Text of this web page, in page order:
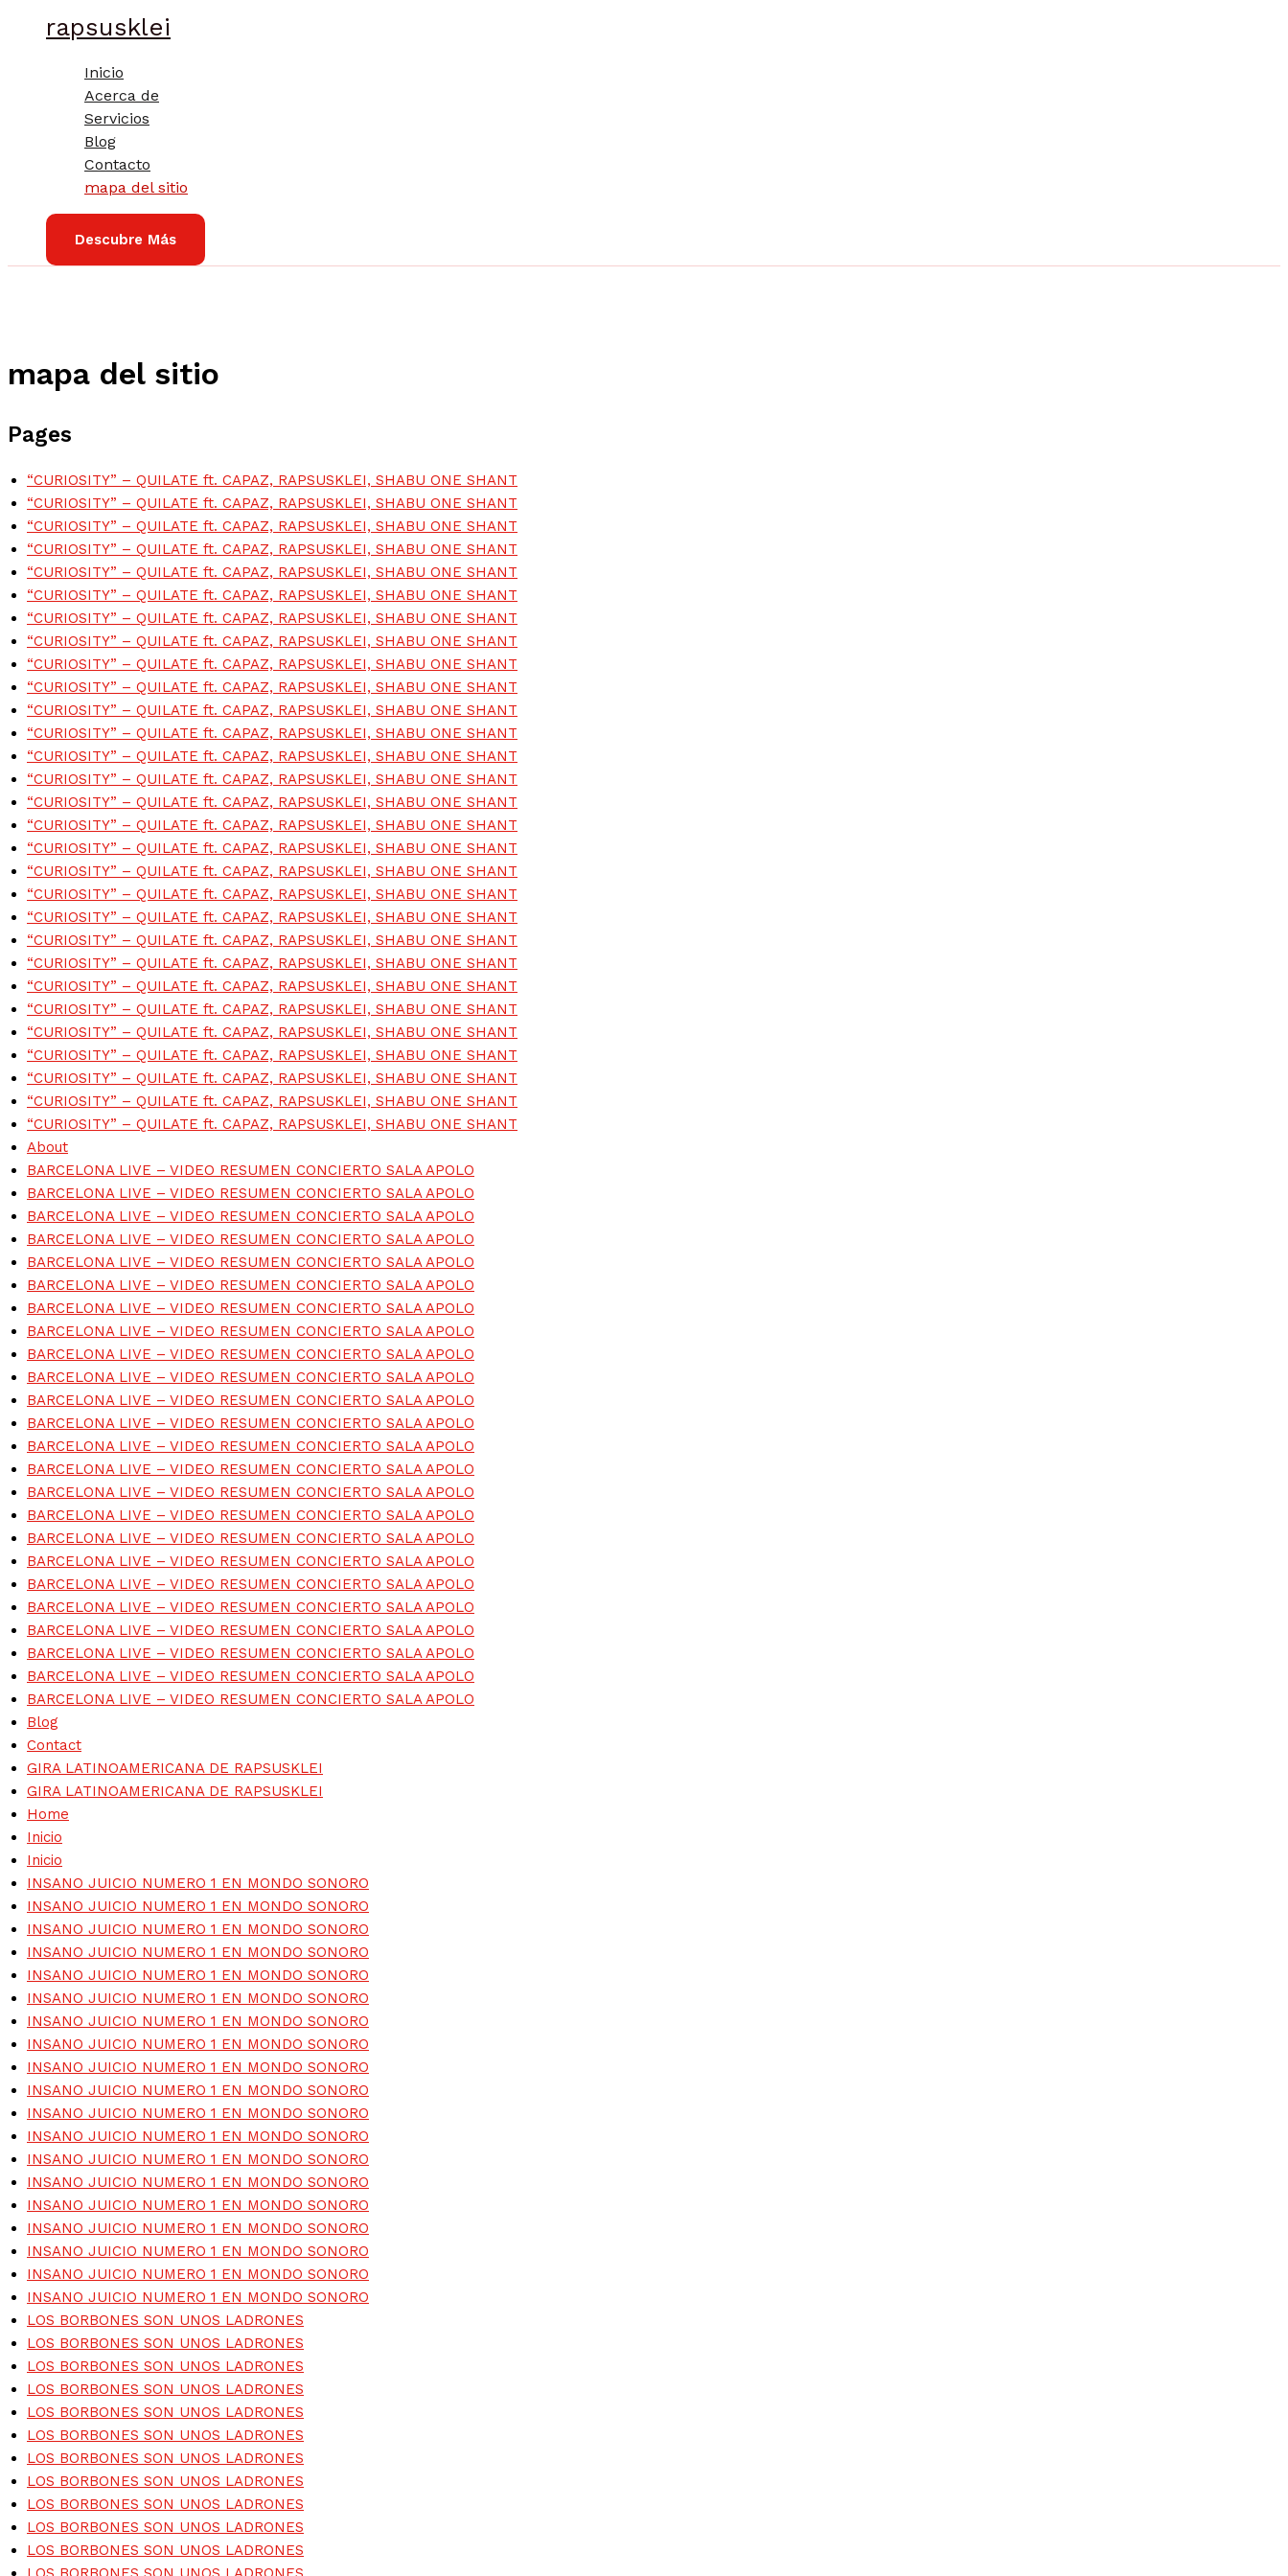
rapsusklei
Inicio
Acerca de
Servicios
Blog
Contacto
mapa del sitio
Descubre Más
mapa del sitio
Pages
“CURIOSITY” – QUILATE ft. CAPAZ, RAPSUSKLEI, SHABU ONE SHANT
“CURIOSITY” – QUILATE ft. CAPAZ, RAPSUSKLEI, SHABU ONE SHANT
“CURIOSITY” – QUILATE ft. CAPAZ, RAPSUSKLEI, SHABU ONE SHANT
“CURIOSITY” – QUILATE ft. CAPAZ, RAPSUSKLEI, SHABU ONE SHANT
“CURIOSITY” – QUILATE ft. CAPAZ, RAPSUSKLEI, SHABU ONE SHANT
“CURIOSITY” – QUILATE ft. CAPAZ, RAPSUSKLEI, SHABU ONE SHANT
“CURIOSITY” – QUILATE ft. CAPAZ, RAPSUSKLEI, SHABU ONE SHANT
“CURIOSITY” – QUILATE ft. CAPAZ, RAPSUSKLEI, SHABU ONE SHANT
“CURIOSITY” – QUILATE ft. CAPAZ, RAPSUSKLEI, SHABU ONE SHANT
“CURIOSITY” – QUILATE ft. CAPAZ, RAPSUSKLEI, SHABU ONE SHANT
“CURIOSITY” – QUILATE ft. CAPAZ, RAPSUSKLEI, SHABU ONE SHANT
“CURIOSITY” – QUILATE ft. CAPAZ, RAPSUSKLEI, SHABU ONE SHANT
“CURIOSITY” – QUILATE ft. CAPAZ, RAPSUSKLEI, SHABU ONE SHANT
“CURIOSITY” – QUILATE ft. CAPAZ, RAPSUSKLEI, SHABU ONE SHANT
“CURIOSITY” – QUILATE ft. CAPAZ, RAPSUSKLEI, SHABU ONE SHANT
“CURIOSITY” – QUILATE ft. CAPAZ, RAPSUSKLEI, SHABU ONE SHANT
“CURIOSITY” – QUILATE ft. CAPAZ, RAPSUSKLEI, SHABU ONE SHANT
“CURIOSITY” – QUILATE ft. CAPAZ, RAPSUSKLEI, SHABU ONE SHANT
“CURIOSITY” – QUILATE ft. CAPAZ, RAPSUSKLEI, SHABU ONE SHANT
“CURIOSITY” – QUILATE ft. CAPAZ, RAPSUSKLEI, SHABU ONE SHANT
“CURIOSITY” – QUILATE ft. CAPAZ, RAPSUSKLEI, SHABU ONE SHANT
“CURIOSITY” – QUILATE ft. CAPAZ, RAPSUSKLEI, SHABU ONE SHANT
“CURIOSITY” – QUILATE ft. CAPAZ, RAPSUSKLEI, SHABU ONE SHANT
“CURIOSITY” – QUILATE ft. CAPAZ, RAPSUSKLEI, SHABU ONE SHANT
“CURIOSITY” – QUILATE ft. CAPAZ, RAPSUSKLEI, SHABU ONE SHANT
“CURIOSITY” – QUILATE ft. CAPAZ, RAPSUSKLEI, SHABU ONE SHANT
“CURIOSITY” – QUILATE ft. CAPAZ, RAPSUSKLEI, SHABU ONE SHANT
“CURIOSITY” – QUILATE ft. CAPAZ, RAPSUSKLEI, SHABU ONE SHANT
“CURIOSITY” – QUILATE ft. CAPAZ, RAPSUSKLEI, SHABU ONE SHANT
About
BARCELONA LIVE – VIDEO RESUMEN CONCIERTO SALA APOLO
BARCELONA LIVE – VIDEO RESUMEN CONCIERTO SALA APOLO
BARCELONA LIVE – VIDEO RESUMEN CONCIERTO SALA APOLO
BARCELONA LIVE – VIDEO RESUMEN CONCIERTO SALA APOLO
BARCELONA LIVE – VIDEO RESUMEN CONCIERTO SALA APOLO
BARCELONA LIVE – VIDEO RESUMEN CONCIERTO SALA APOLO
BARCELONA LIVE – VIDEO RESUMEN CONCIERTO SALA APOLO
BARCELONA LIVE – VIDEO RESUMEN CONCIERTO SALA APOLO
BARCELONA LIVE – VIDEO RESUMEN CONCIERTO SALA APOLO
BARCELONA LIVE – VIDEO RESUMEN CONCIERTO SALA APOLO
BARCELONA LIVE – VIDEO RESUMEN CONCIERTO SALA APOLO
BARCELONA LIVE – VIDEO RESUMEN CONCIERTO SALA APOLO
BARCELONA LIVE – VIDEO RESUMEN CONCIERTO SALA APOLO
BARCELONA LIVE – VIDEO RESUMEN CONCIERTO SALA APOLO
BARCELONA LIVE – VIDEO RESUMEN CONCIERTO SALA APOLO
BARCELONA LIVE – VIDEO RESUMEN CONCIERTO SALA APOLO
BARCELONA LIVE – VIDEO RESUMEN CONCIERTO SALA APOLO
BARCELONA LIVE – VIDEO RESUMEN CONCIERTO SALA APOLO
BARCELONA LIVE – VIDEO RESUMEN CONCIERTO SALA APOLO
BARCELONA LIVE – VIDEO RESUMEN CONCIERTO SALA APOLO
BARCELONA LIVE – VIDEO RESUMEN CONCIERTO SALA APOLO
BARCELONA LIVE – VIDEO RESUMEN CONCIERTO SALA APOLO
BARCELONA LIVE – VIDEO RESUMEN CONCIERTO SALA APOLO
BARCELONA LIVE – VIDEO RESUMEN CONCIERTO SALA APOLO
Blog
Contact
GIRA LATINOAMERICANA DE RAPSUSKLEI
GIRA LATINOAMERICANA DE RAPSUSKLEI
Home
Inicio
Inicio
INSANO JUICIO NUMERO 1 EN MONDO SONORO
INSANO JUICIO NUMERO 1 EN MONDO SONORO
INSANO JUICIO NUMERO 1 EN MONDO SONORO
INSANO JUICIO NUMERO 1 EN MONDO SONORO
INSANO JUICIO NUMERO 1 EN MONDO SONORO
INSANO JUICIO NUMERO 1 EN MONDO SONORO
INSANO JUICIO NUMERO 1 EN MONDO SONORO
INSANO JUICIO NUMERO 1 EN MONDO SONORO
INSANO JUICIO NUMERO 1 EN MONDO SONORO
INSANO JUICIO NUMERO 1 EN MONDO SONORO
INSANO JUICIO NUMERO 1 EN MONDO SONORO
INSANO JUICIO NUMERO 1 EN MONDO SONORO
INSANO JUICIO NUMERO 1 EN MONDO SONORO
INSANO JUICIO NUMERO 1 EN MONDO SONORO
INSANO JUICIO NUMERO 1 EN MONDO SONORO
INSANO JUICIO NUMERO 1 EN MONDO SONORO
INSANO JUICIO NUMERO 1 EN MONDO SONORO
INSANO JUICIO NUMERO 1 EN MONDO SONORO
INSANO JUICIO NUMERO 1 EN MONDO SONORO
LOS BORBONES SON UNOS LADRONES
LOS BORBONES SON UNOS LADRONES
LOS BORBONES SON UNOS LADRONES
LOS BORBONES SON UNOS LADRONES
LOS BORBONES SON UNOS LADRONES
LOS BORBONES SON UNOS LADRONES
LOS BORBONES SON UNOS LADRONES
LOS BORBONES SON UNOS LADRONES
LOS BORBONES SON UNOS LADRONES
LOS BORBONES SON UNOS LADRONES
LOS BORBONES SON UNOS LADRONES